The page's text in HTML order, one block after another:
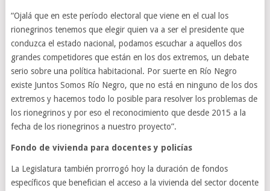
“Ojalá que en este período electoral que viene en el cual los
rionegrinos tenemos que elegir quien va a ser el presidente que
conduzca el estado nacional, podamos escuchar a aquellos dos
grandes competidores que están en los dos extremos, un debate
serio sobre una política habitacional. Por suerte en Río Negro
existe Juntos Somos Río Negro, que no está en ninguno de los dos
extremos y hacemos todo lo posible para resolver los problemas de
los rionegrinos y por eso el reconocimiento que desde 2015 a la
fecha de los rionegrinos a nuestro proyecto”.
Fondo de vivienda para docentes y policías
La Legislatura también prorrogó hoy la duración de fondos
específicos que benefician el acceso a la vivienda del sector docente